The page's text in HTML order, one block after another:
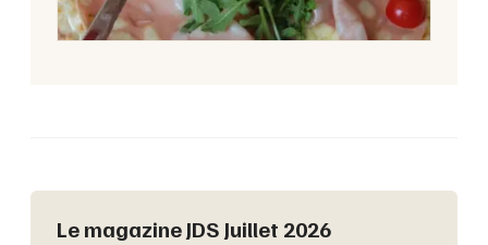
Le magazine JDS Juillet 2026